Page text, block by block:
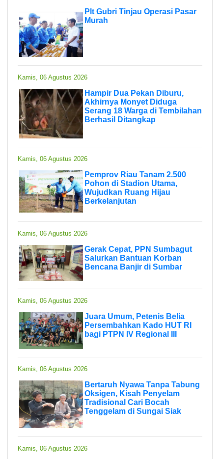
Plt Gubri Tinjau Operasi Pasar
Murah
Kamis, 06 Agustus 2026
Hampir Dua Pekan Diburu,
Akhirnya Monyet Diduga
Serang 18 Warga di Tembilahan
Berhasil Ditangkap
Kamis, 06 Agustus 2026
Pemprov Riau Tanam 2.500
Pohon di Stadion Utama,
Wujudkan Ruang Hijau
Berkelanjutan
Kamis, 06 Agustus 2026
Gerak Cepat, PPN Sumbagut
Salurkan Bantuan Korban
Bencana Banjir di Sumbar
Kamis, 06 Agustus 2026
Juara Umum, Petenis Belia
Persembahkan Kado HUT RI
bagi PTPN IV Regional III
Kamis, 06 Agustus 2026
Bertaruh Nyawa Tanpa Tabung
Oksigen, Kisah Penyelam
Tradisional Cari Bocah
Tenggelam di Sungai Siak
Kamis, 06 Agustus 2026